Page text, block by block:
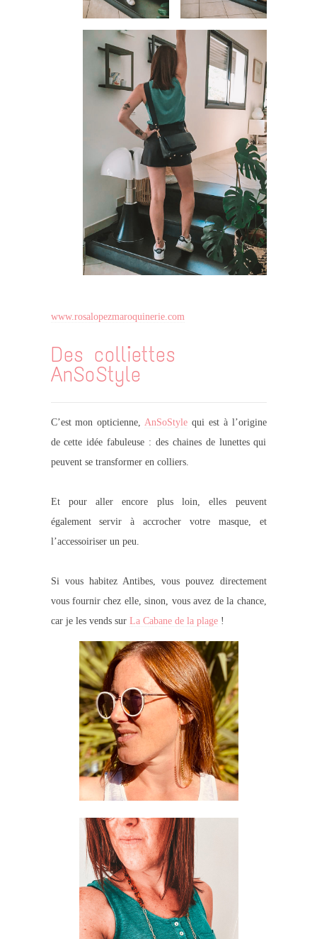
www.rosalopezmaroquinerie.com
Des colliettes
AnSoStyle
C’est mon opticienne,AnSoStyle qui est à l’origine
de cette idée fabuleuse : des chaines de lunettes qui
peuvent se transformer en colliers.
Et pour aller encore plus loin, elles peuvent
également servir à accrocher votre masque, et
l’accessoiriser un peu.
Si vous habitez Antibes, vous pouvez directement
vous fournir chez elle, sinon, vous avez de la chance,
car je les vends sur La Cabane de la plage!